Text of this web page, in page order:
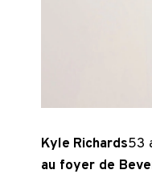
Kyle Richards53
au foyer de